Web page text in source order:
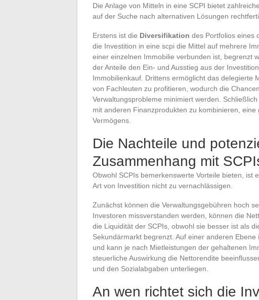
Die Anlage von Mitteln in eine SCPI bietet
auf der Suche nach alternativen Lösungen
Erstens ist die Diversifikation des Portfolios eines
die Investition in eine scpi die Mittel auf mehrere
einer einzelnen Immobilie verbunden ist, begrenzt
der Anteile den Ein- und Ausstieg aus der
Immobilienkauf. Drittens ermöglicht das delegierte
von Fachleuten zu profitieren, wodurch die
Verwaltungsprobleme minimiert werden.
mit anderen Finanzprodukten zu kombinieren,
Vermögens.
Die Nachteile und
Zusammenhang mit
Obwohl SCPIs bemerkenswerte Vorteile bieten, ist
Art von Investition nicht zu vernachlässigen.
Zunächst können die Verwaltungsgebühren hoch
Investoren missverstanden werden, können die
die Liquidität der SCPIs, obwohl sie besser ist als
Sekundärmarkt begrenzt. Auf einer anderen
und kann je nach Mietleistungen der gehaltenen
steuerliche Auswirkung die Nettorendite
und den Sozialabgaben unterliegen.
An wen richtet sich die